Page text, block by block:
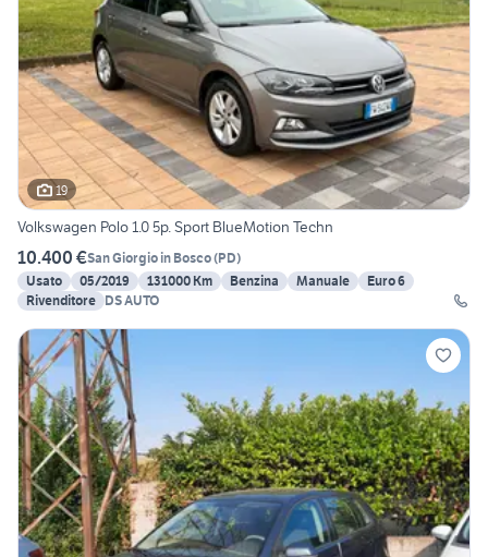
19
Volkswagen Polo 1.0 5p. Sport BlueMotion Techn
10.400 €San Giorgio in Bosco(PD)
Usato
05/2019 131000 Km Benzina Manuale
Euro 6
Rivenditore DS AUTO